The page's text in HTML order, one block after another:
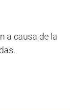
a causa de la